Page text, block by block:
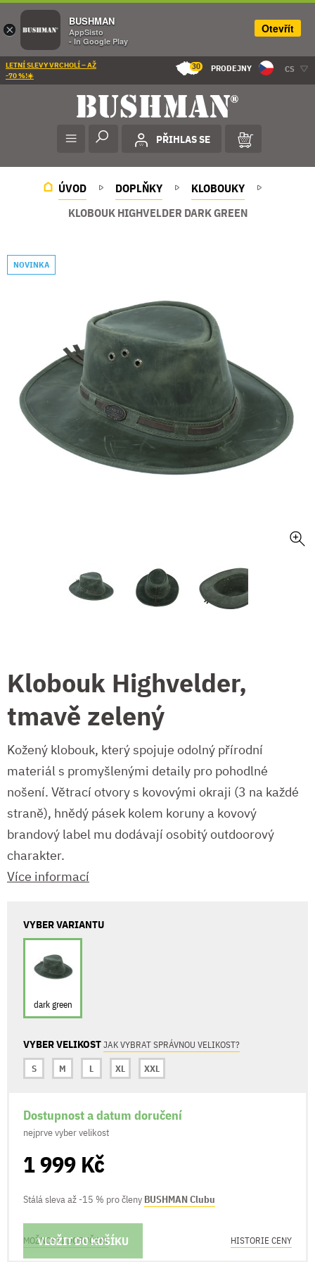
LETNÍ SLEVY VRCHOLÍ – AŽ
-70 %!☀️
30 PRODEJNY CS
PŘIHLAS SE
ÚVOD DOPLŇKY
KLOBOUKY
KLOBOUK HIGHVELDER DARK GREEN
NOVINKA
Klobouk Highvelder,
tmavě zelený
Kožený klobouk, který spojuje odolný přírodní
materiál s promyšlenými detaily pro pohodlné
nošení. Větrací otvory s kovovými okraji (3 na každé
straně), hnědý pásek kolem koruny a kovový
brandový label mu dodávají osobitý outdoorový
charakter.
Více informací
VYBER VARIANTU
dark green
VYBER VELIKOSTJAK VYBRAT SPRÁVNOU VELIKOST?
S
M L XL XXL
Dostupnost a datum doručení
nejprve vyber velikost
1 999 Kč
Stálá sleva až -15 % pro členy BUSHMAN Clubu
VLOŽIT DO KOŠÍKU
MOŽNOSTI DORUČENÍ HISTORIE CENY
×
BUSHMAN
AppSisto
- In Google Play
Otevřít